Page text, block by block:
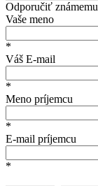
Odporučiť známemu
Vaše meno
*
Váš E-mail
*
Meno príjemcu
*
E-mail príjemcu
*